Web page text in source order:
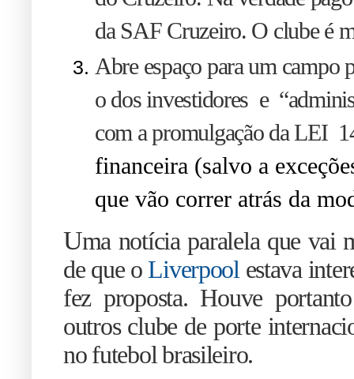
da SAF Cruzeiro. O clube é
Abre espaço para um
o dos investidores e
com a promulgação da LEI
financeira (salvo a
que vão correr atrás da
Uma notícia paralela que vai
de que o Liverpoolestava
fez proposta. Houve
outros clube de porte
no futebol brasileiro.